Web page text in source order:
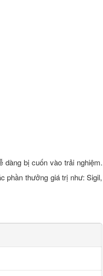
bị cuốn vào trải nghiệm.
phần thưởng giá trị như: Sigil,